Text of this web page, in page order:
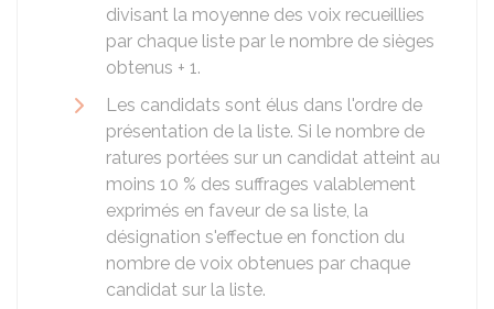
divisant la moyenne des voix recueillies
par chaque liste par le nombre de sièges
obtenus + 1.
Les candidats sont élus dans l'ordre de
présentation de la liste. Si le nombre de
ratures portées sur un candidat atteint au
moins 10 % des suffrages valablement
exprimés en faveur de sa liste, la
désignation s'effectue en fonction du
nombre de voix obtenues par chaque
candidat sur la liste.